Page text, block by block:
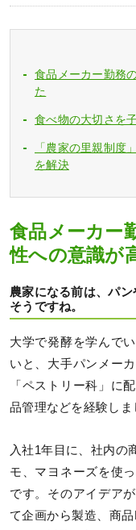
食品メーカー勤務
た
食べ物の大切さを
「農家の里親制度
を解決
食品メーカー
性への意識が
農家になる前は、パ
そうですね。
大学で発酵を学んで
いと、大手パンメー
「ペストリー科」に
品管理などを経験しま
入社1年目に、社内の
モ、マヨネーズを使
です。そのアイデア
て企画から製造、商